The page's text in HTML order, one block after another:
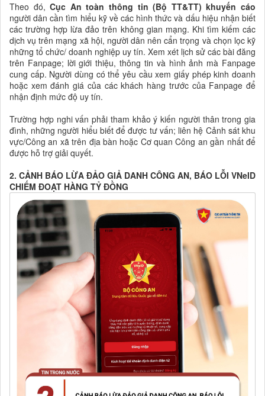
Theo đó,Cục An toàn thông tin (Bộ TT&TT) khuyến cáo
người dân cần tìm hiểu kỹ về các hình thức và dấu hiệu nhận biết
các trường hợp lừa đảo trên không gian mạng. Khi tìm kiếm các
dịch vụ trên mạng xã hội, người dân nên cẩn trọng và chọn lọc kỹ
những tổ chức/ doanh nghiệp uy tín. Xem xét lịch sử các bài đăng
trên Fanpage; lời giới thiệu, thông tin và hình ảnh mà Fanpage
cung cấp. Người dùng có thể yêu cầu xem giấy phép kinh doanh
hoặc xem đánh giá của các khách hàng trước của Fanpage để
nhận định mức độ uy tín.
Trường hợp nghi vấn phải tham khảo ý kiến người thân trong gia
đình, những người hiểu biết để được tư vấn; liên hệ Cảnh sát khu
vực/Công an xã trên địa bàn hoặc Cơ quan Công an gần nhất để
được hỗ trợ giải quyết.
2. CẢNH BÁO LỪA ĐẢO GIẢ DANH CÔNG AN, BÁO LỖI VNeID
CHIẾM ĐOẠT HÀNG TỶ ĐỒNG